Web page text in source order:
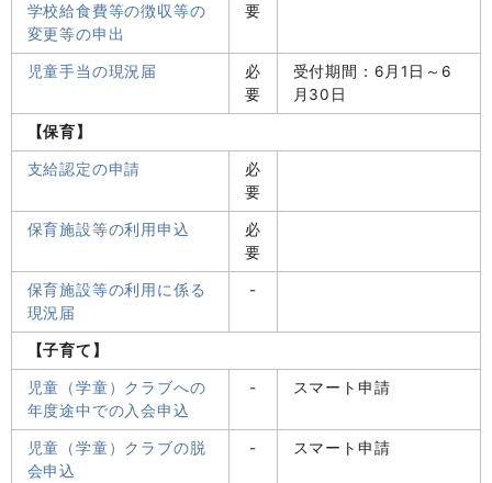
学校給食費等の徴収等の
変更等の申出
要
児童手当の現況届
必
要
受付期間：6月1日～6
月30日
【保育】
支給認定の申請
必
要
保育施設等の利用申込
必
要
保育施設等の利用に係る
現況届
-
【子育て】
児童（学童）クラブへの
年度途中での入会申込
- スマート申請
児童（学童）クラブの脱
会申込
- スマート申請